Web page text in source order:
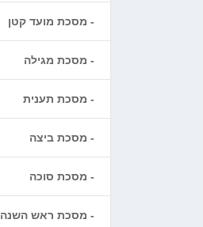
מסכת מועד קטן
מסכת מגילה
מסכת תענית
מסכת ביצה
מסכת סוכה
מסכת ראש השנה